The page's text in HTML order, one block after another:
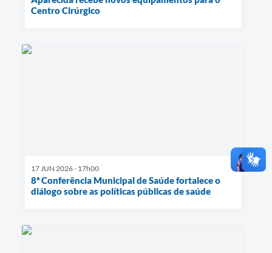
Centro Cirúrgico
17 JUN 2026 - 17h00
8ª Conferência Municipal de Saúde fortalece o
diálogo sobre as políticas públicas de saúde